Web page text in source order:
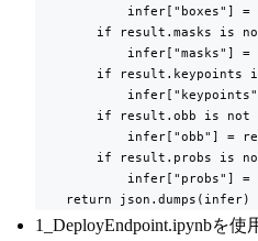
infer["boxes"] =
if result.masks is
infer["masks"] =
if result.keypoints
if result.obb is not
infer["obb"] =
if result.probs is
infer["probs"] =
    return json.dumps(infer)
1_DeployEndpoint.ipynbを